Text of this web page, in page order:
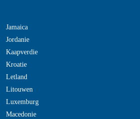
Jamaica
Jordanie
Kaapverdie
Kroatie
Letland
Litouwen
Luxemburg
Macedonie